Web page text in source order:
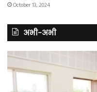
October 13, 2024
अभी-अभी